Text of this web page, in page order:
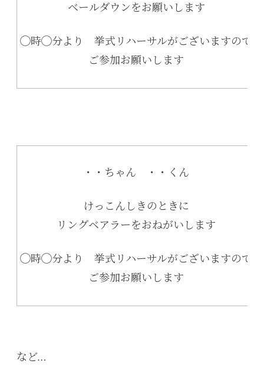
ベールダウンをお願いします
◯時◯分より 挙式リハーサルがございますので
ご参加お願いします
・・ちゃん ・・くん
けっこんしきのときに
リングベアラーをおねがいします
◯時◯分より 挙式リハーサルがございますので
ご参加お願いします
など…